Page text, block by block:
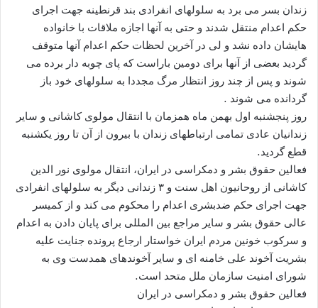
زندان بسر می برد به سلولهای انفرادی بند قرنطینه جهت اجرای
حکم اعدام منتقل شدند و حتی به آنها اجازه ملاقات با خانواده
هایشان داده نشد و لی در آخرین لحظات حکم اعدام آنها متوقف
گردید بعضی از آنها برای دومین باراست که پای چوبه دار برده می
شوند و پس از چند روز انتظار مرگ مجددا به سلولهای خود باز
گردانده می شوند .
روز پنجشنبه اول بهمن ماه همزمان با انتقال مولوی کاشانی و سایر
زندانیان عادی تمامی ارتباطهای زندان با بیرون از آن تا روز یکشنبه
قطع گردید.
فعالین حقوق بشر و دمکراسی در ایران، انتقال مولوی نور الدین
کاشانی از روحانیون اهل سنت و ۳ زندانی دیگر به سلولهای انفرادی
جهت اجرای حکم ضدبشری اعدام را محکوم می کند و از کمیسر
عالی حقوق بشر و سایر مراجع بین المللی برای پایان دادن به اعدام
و سرکوب خونین مردم ایران خواستار ارجاع پرونده جنایت علیه
بشریت آخوند علی خامنه ای و سایر آخوندهای همدست وی به
شورای امنیت سازمان ملل متحد است.
فعالین حقوق بشر و دمکراسی در ایران